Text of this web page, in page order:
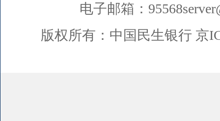
电子邮箱：
版权所有：中国民生银行 京